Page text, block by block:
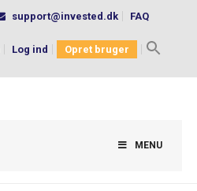
support@invested.dk FAQ
Log ind Opret bruger
Search
MENU